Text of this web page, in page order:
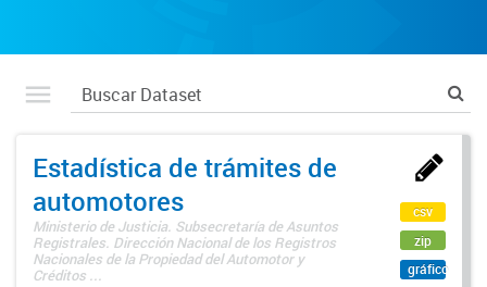
Estadística de trámites de
automotores
Ministerio de Justicia. Subsecretaría de Asuntos
Registrales. Dirección Nacional de los Registros
Nacionales de la Propiedad del Automotor y
Créditos ...
csv
zip
gráfico